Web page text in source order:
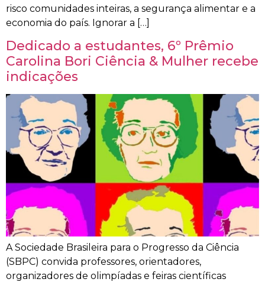
risco comunidades inteiras, a segurança alimentar e a
economia do país. Ignorar a […]
Dedicado a estudantes, 6º Prêmio
Carolina Bori Ciência & Mulher recebe
indicações
A Sociedade Brasileira para o Progresso da Ciência
(SBPC) convida professores, orientadores,
organizadores de olimpíadas e feiras científicas